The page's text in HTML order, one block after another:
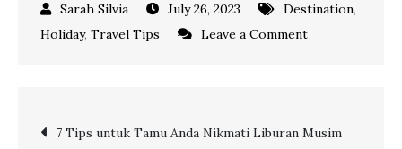
July 26, 2023 Destination,
Holiday, Travel Tips Leave a Commenton
Sang
Post
7 Tips untuk Tamu Anda Nikmati Liburan Musim